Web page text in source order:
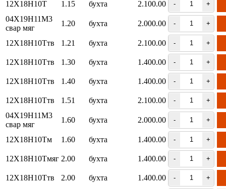
12Х18Н10Т 1.15 бухта 2.100.00 - +
04Х19Н11М3
свар мяг
1.20 бухта 2.000.00 - +
12Х18Н10Ттв 1.21 бухта 2.100.00 - +
12Х18Н10Ттв 1.30 бухта 1.400.00 - +
12Х18Н10Ттв 1.40 бухта 1.400.00 - +
12Х18Н10Ттв 1.51 бухта 2.100.00 - +
04Х19Н11М3
свар мяг
1.60 бухта 2.000.00 - +
12Х18Н10Тм 1.60 бухта 1.400.00 - +
12Х18Н10Тмяг 2.00 бухта 1.400.00 - +
12Х18Н10Ттв 2.00 бухта 1.400.00 - +